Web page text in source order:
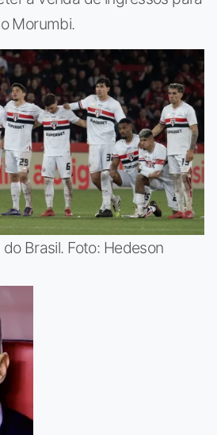
Morumbi.
Brasil. Foto: Hedeson